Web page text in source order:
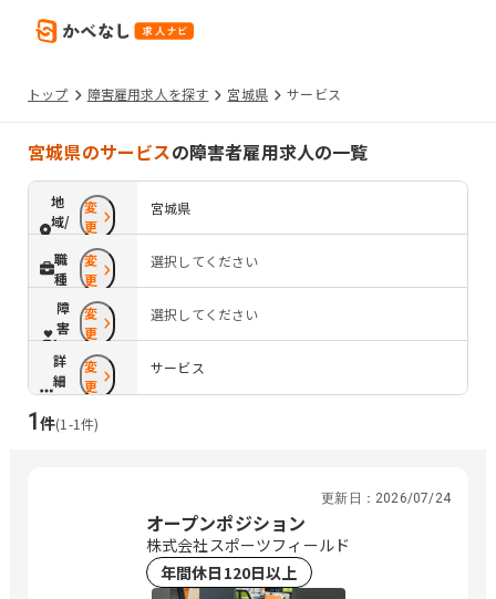
トップ 障害雇用求人を探す 宮城県 サービス
宮城県のサービスの障害者雇用求人の一覧
地
域/
路
線
変
更
宮城県
職
種
変
更
選択してください
障
害
配
慮
変
更
選択してください
詳
細
条
件
変
更
サービス
1件(1 -1件)
更新日： 2026/07/24
オープンポジション
株式会社スポーツフィールド
年間休日120日以上